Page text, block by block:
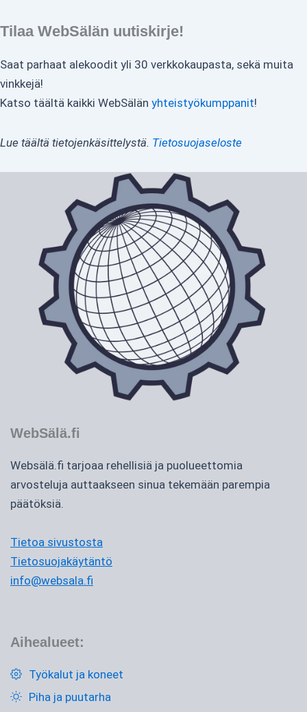
Tilaa WebSälän uutiskirje!
Saat parhaat alekoodit yli 30 verkkokaupasta, sekä muita
vinkkejä!
Katso täältä kaikki WebSälän yhteistyökumppanit!
Lue täältä tietojenkäsittelystä. Tietosuojaseloste
WebSälä.fi
Websälä.fi tarjoaa rehellisiä ja puolueettomia
arvosteluja auttaakseen sinua tekemään parempia
päätöksiä.
Tietoa sivustosta
Tietosuojakäytäntö
info@websala.fi
Aihealueet:
Työkalut ja koneet
Piha ja puutarha